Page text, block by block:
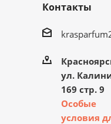
Контакты
ул.
169 стр. 9
Особые
условия